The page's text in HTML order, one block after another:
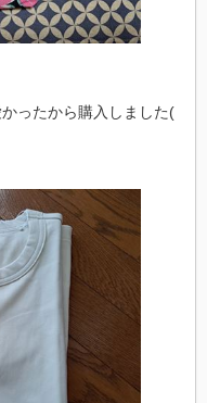
ったから購入しました(